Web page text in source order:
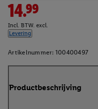
14.99
Incl. BTW. excl.
Levering
Artikelnummer: 100400497
Productbeschrijving